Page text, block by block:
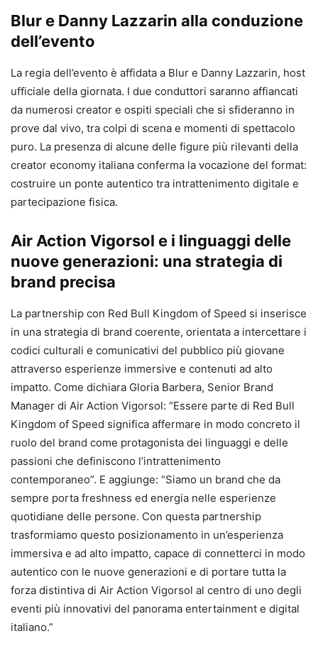
Blur e Danny Lazzarin alla conduzione
dell’evento
La regia dell’evento è affidata a Blur e Danny Lazzarin, host
ufficiale della giornata. I due conduttori saranno affiancati
da numerosi creator e ospiti speciali che si sfideranno in
prove dal vivo, tra colpi di scena e momenti di spettacolo
puro. La presenza di alcune delle figure più rilevanti della
creator economy italiana conferma la vocazione del format:
costruire un ponte autentico tra intrattenimento digitale e
partecipazione fisica.
Air Action Vigorsol e i linguaggi delle
nuove generazioni: una strategia di
brand precisa
La partnership con Red Bull Kingdom of Speed si inserisce
in una strategia di brand coerente, orientata a intercettare i
codici culturali e comunicativi del pubblico più giovane
attraverso esperienze immersive e contenuti ad alto
impatto. Come dichiara Gloria Barbera, Senior Brand
Manager di Air Action Vigorsol: “Essere parte di Red Bull
Kingdom of Speed significa affermare in modo concreto il
ruolo del brand come protagonista dei linguaggi e delle
passioni che definiscono l’intrattenimento
contemporaneo”. E aggiunge: “Siamo un brand che da
sempre porta freshness ed energia nelle esperienze
quotidiane delle persone. Con questa partnership
trasformiamo questo posizionamento in un’esperienza
immersiva e ad alto impatto, capace di connetterci in modo
autentico con le nuove generazioni e di portare tutta la
forza distintiva di Air Action Vigorsol al centro di uno degli
eventi più innovativi del panorama entertainment e digital
italiano.”